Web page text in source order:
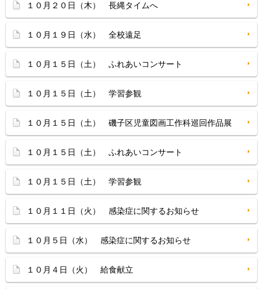
１０月２０日（木） 長縄タイムへ
１０月１９日（水） 全校遠足
１０月１５日（土） ふれあいコンサート
１０月１５日（土） 学習参観
１０月１５日（土） 磯子区児童図画工作科巡回作品展
１０月１５日（土） ふれあいコンサート
１０月１５日（土） 学習参観
１０月１１日（火） 感染症に関するお知らせ
１０月５日（水） 感染症に関するお知らせ
１０月４日（火） 給食献立